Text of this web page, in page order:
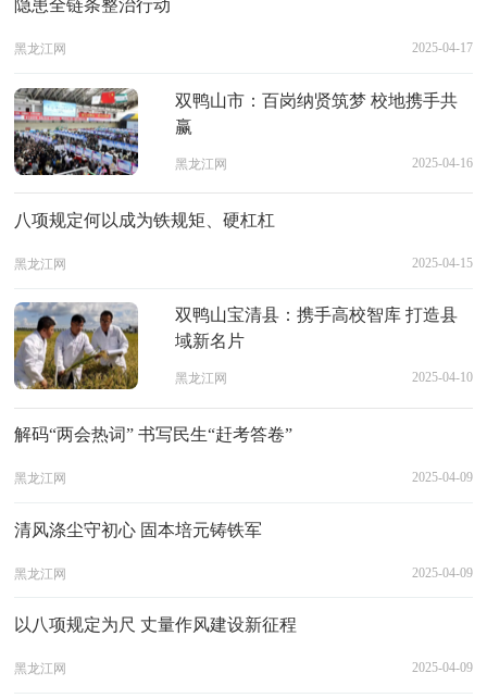
隐患全链条整治行动
黑龙江网 2025-04-17
双鸭山市：百岗纳贤筑梦 校地携手共
赢
黑龙江网 2025-04-16
八项规定何以成为铁规矩、硬杠杠
黑龙江网 2025-04-15
双鸭山宝清县：携手高校智库 打造县
域新名片
黑龙江网 2025-04-10
解码“两会热词” 书写民生“赶考答卷”
黑龙江网 2025-04-09
清风涤尘守初心 固本培元铸铁军
黑龙江网 2025-04-09
以八项规定为尺 丈量作风建设新征程
黑龙江网 2025-04-09